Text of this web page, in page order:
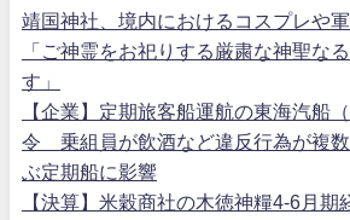
靖国神社、境内におけるコスプレや
「ご神霊をお祀りする厳粛な神聖な
す」
【企業】定期旅客船運航の東海汽船
令 乗組員が飲酒など違反行為が複
ぶ定期船に影響
【決算】米穀商社の木徳神糧4-6月期